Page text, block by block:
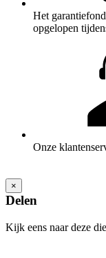
Het
opgelopen
Onze
×
Delen
Kijk eens naar deze